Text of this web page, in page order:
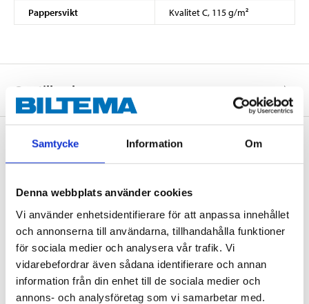
Samtycke Information Om
Denna webbplats använder cookies
Vi använder enhetsidentifierare för att anpassa innehållet
och annonserna till användarna, tillhandahålla funktioner
för sociala medier och analysera vår trafik. Vi
vidarebefordrar även sådana identifierare och annan
information från din enhet till de sociala medier och
annons- och analysföretag som vi samarbetar med.
Pappersvikt
Kvalitet C, 115 g/m²
Om tillverkaren
Köp & Hämta i ditt varuhus inom 2 timmar! För mer information om
Andra kunder köpte också